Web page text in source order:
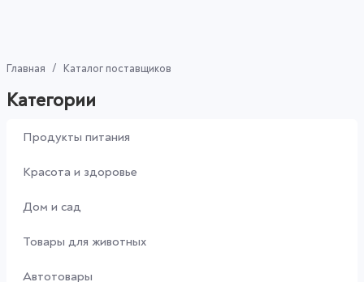
Главная Каталог поставщиков
Категории
Продукты питания
Красота и здоровье
Дом и сад
Товары для животных
Автотовары